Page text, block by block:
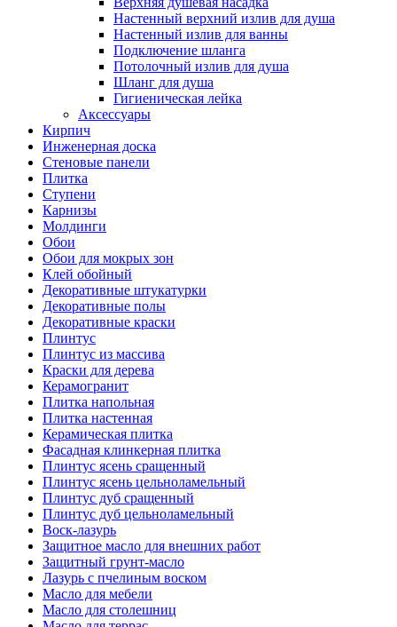
Настенный верхний излив для душа
Настенный излив для ванны
Подключение шланга
Потолочный излив для душа
Шланг для душа
Гигиеническая лейка
Аксессуары
Кирпич
Инженерная доска
Стеновые панели
Плитка
Ступени
Карнизы
Молдинги
Обои
Обои для мокрых зон
Клей обойный
Декоративные штукатурки
Декоративные полы
Декоративные краски
Плинтус
Плинтус из массива
Краски для дерева
Керамогранит
Плитка напольная
Плитка настенная
Керамическая плитка
Фасадная клинкерная плитка
Плинтус ясень сращенный
Плинтус ясень цельноламельный
Плинтус дуб сращенный
Плинтус дуб цельноламельный
Воск-лазурь
Защитное масло для внешних работ
Защитный грунт-масло
Лазурь с пчелиным воском
Масло для мебели
Масло для столешниц